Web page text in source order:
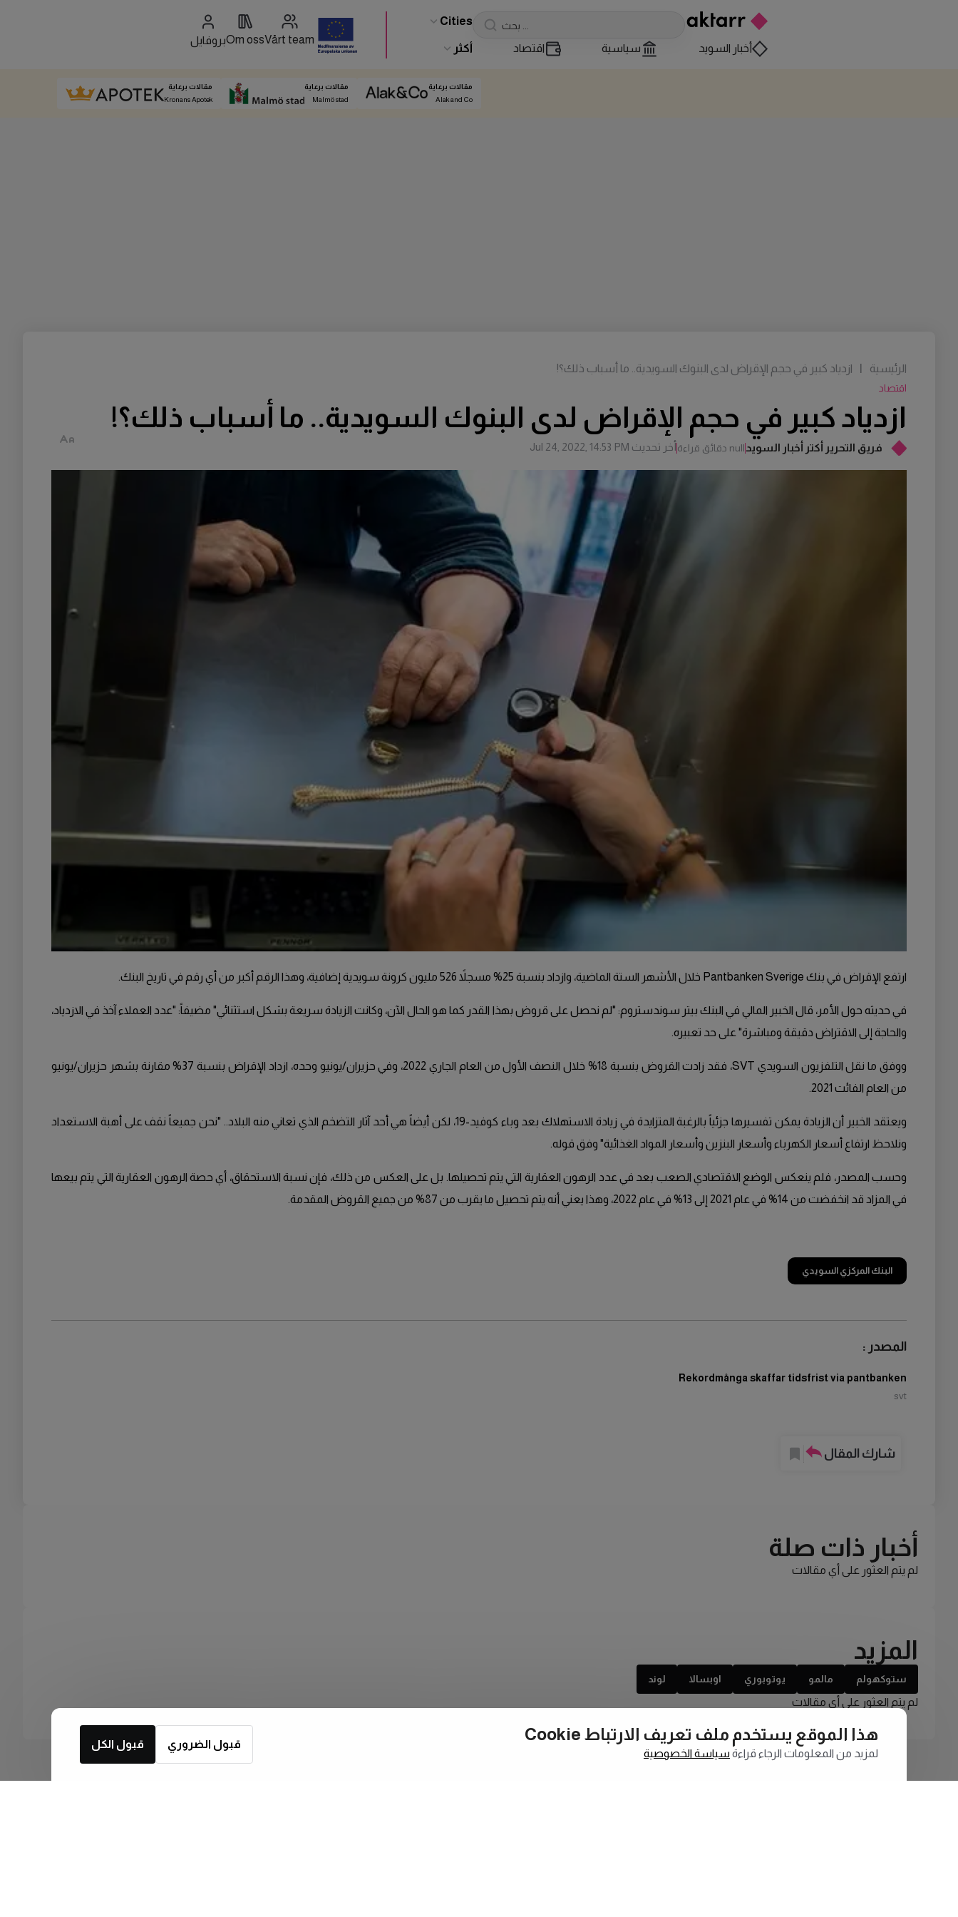
Cities
أخبار السويد سياسية اقتصاد أكثر
Vårt team
Om ossبروفايل
مقالات برعاية
Alak and Co
مقالات برعاية
Malmö stad
مقالات برعاية
Kronans Apotek
فريق التحرير أكتر أخبار السويدnull دقائق قراءة أخر تحديث Jul 24, 2022, 14:53 PM
ازدياد كبير في حجم الإقراض لدى البنوك السويدية.. ما أسباب ذلك؟!
اقتصاد
الرئيسية | ازدياد كبير في حجم الإقراض لدى البنوك السويدية.. ما أسباب ذلك؟!
ارتفع الإقراض في بنك Pantbanken Sverige خلال الأشهر الستة الماضية، وازداد بنسبة 25% مسجلاً 526 مليون كرونة سويدية إضافية، وهذا الرقم أكبر من أي رقم في تاريخ البنك.
في حديثه حول الأمر، قال الخبير المالي في البنك بيتر سوندستروم: "لم نحصل على قروض بهذا القدر كما هو الحال الآن، وكانت الزيادة سريعة بشكل استثنائي" مضيفاً: "عدد العملاء آخذ في الازدياد،
والحاجة إلى الاقتراض دقيقة ومباشرة" على حد تعبيره.
ووفق ما نقل التلفزيون السويدي SVT، فقد زادت القروض بنسبة 18% خلال النصف الأول من العام الجاري 2022، وفي حزيران/يونيو وحده، ازداد الإقراض بنسبة 37% مقارنة بشهر حزيران/يونيو
من العام الفائت 2021.
ويعتقد الخبير أن الزيادة يمكن تفسيرها جزئياً بالرغبة المتزايدة في زيادة الاستهلاك بعد وباء كوفيد-19، لكن أيضاً هي أحد آثار التضخم الذي تعاني منه البلاد.. "نحن جميعاً نقف على أهبة الاستعداد
ونلاحظ ارتفاع أسعار الكهرباء وأسعار البنزين وأسعار المواد الغذائية" وفق قوله.
وحسب المصدر، فلم ينعكس الوضع الاقتصادي الصعب بعد في عدد الرهون العقارية التي يتم تحصيلها. بل على العكس من ذلك، فإن نسبة الاستحقاق، أي حصة الرهون العقارية التي يتم بيعها
في المزاد قد انخفضت من 14% في عام 2021 إلى 13% في عام 2022، وهذا يعني أنه يتم تحصيل ما يقرب من 87% من جميع القروض المقدمة.
البنك المركزي السويدي
المصدر :
Rekordmånga skaffar tidsfrist via pantbanken
svt
شارك المقال
أخبار ذات صلة
لم يتم العثور على أي مقالات
المزيد
ستوكهولم مالمو يوتوبوري اوبسالا لوند
لم يتم العثور على أي مقالات
هذا الموقع يستخدم ملف تعريف الارتباط Cookie
لمزيد من المعلومات الرجاء قراءة سياسة الخصوصية
قبول الكل قبول الضروري